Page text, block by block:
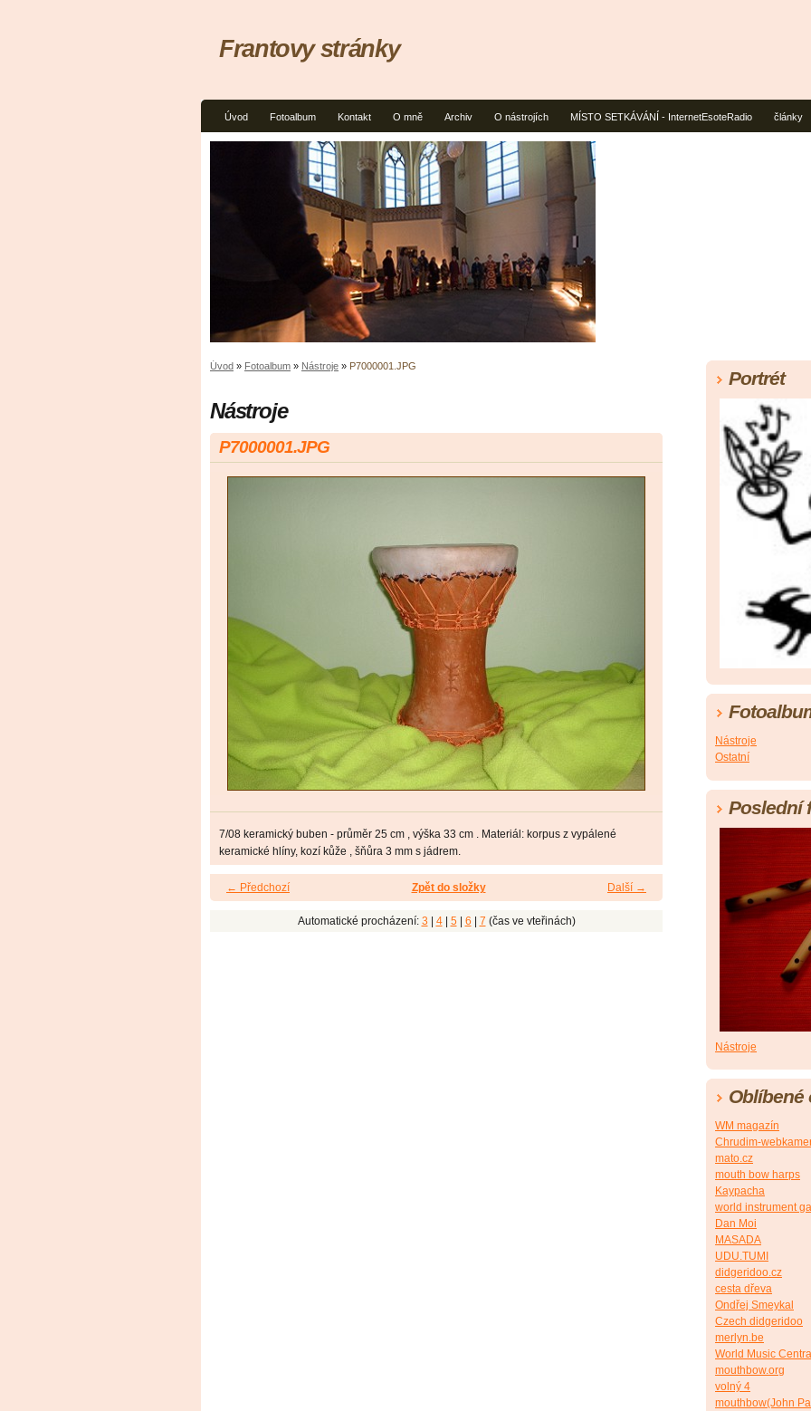
Úvod Fotoalbum Kontakt O mně Archiv O nástrojích MÍSTO SETKÁVÁNÍ - InternetEsoteRadio články
Frantovy stránky
Úvod » Fotoalbum » Nástroje » P7000001.JPG
Nástroje
P7000001.JPG
7/08 keramický buben - průměr 25 cm , výška 33 cm . Materiál: korpus z vypálené
keramické hlíny, kozí kůže , šňůra 3 mm s jádrem.
← Předchozí Další →
Zpět do složky
Automatické procházení: 3 4| 5| 6 7 (čas ve vteřinách)
Portrét
Nástroje
Ostatní
Poslední
Nástroje
Oblíbené
WM magazín
Chrudim-
mato.cz
mouth bow harps
Kaypacha
world instrument
Dan Moi
MASADA
UDU.TUMI
didgeridoo.cz
cesta dřeva
Ondřej Smeykal
Czech didgeridoo
merlyn.be
World Music
mouthbow.org
volný 4
mouthbow(John